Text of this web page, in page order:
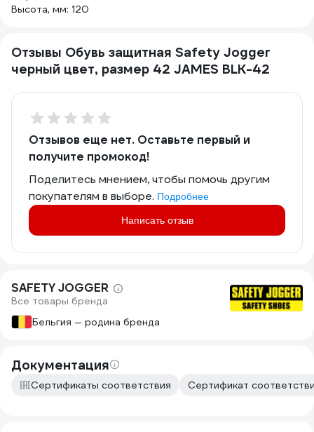
Высота, мм: 120
Отзывы Обувь защитная Safety Jogger
черный цвет, размер 42 JAMES BLK-42
Отзывов еще нет. Оставьте первый и
получите промокод!
Поделитесь мнением, чтобы помочь другим
покупателям в выборе. Подробнее
Написать отзыв
SAFETY JOGGER
Все товары бренда
Бельгия — родина бренда
Документация
Сертификаты соответствия Сертификат